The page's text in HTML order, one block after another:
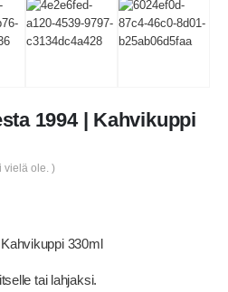
1994 | Kahvikuppi
vielä ole. )
330ml
tai lahjaksi.